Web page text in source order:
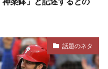
話題のネタ